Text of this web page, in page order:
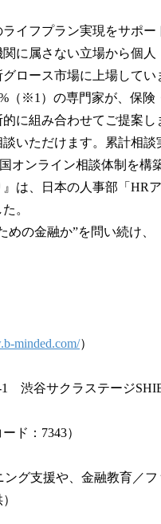
イフプラン実現をサポ
に属さない立場から個
ロース市場に上場してい
（※1）の専門家が、保険
に組み合わせてご提案
いただけます。累計相談
オンライン相談体制を構
は、日本の人事部「HRア
。
めの金融か”を問い続け、
minded.com/）
渋谷サクラステージ
ド：7343）
グ支援や、金融教育／